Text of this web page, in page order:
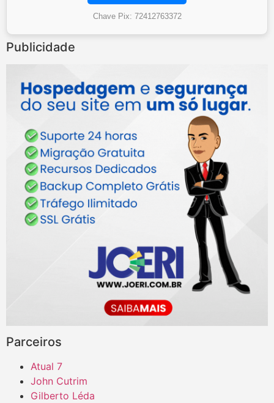
Chave Pix: 72412763372
Publicidade
Parceiros
Atual 7
John Cutrim
Gilberto Léda